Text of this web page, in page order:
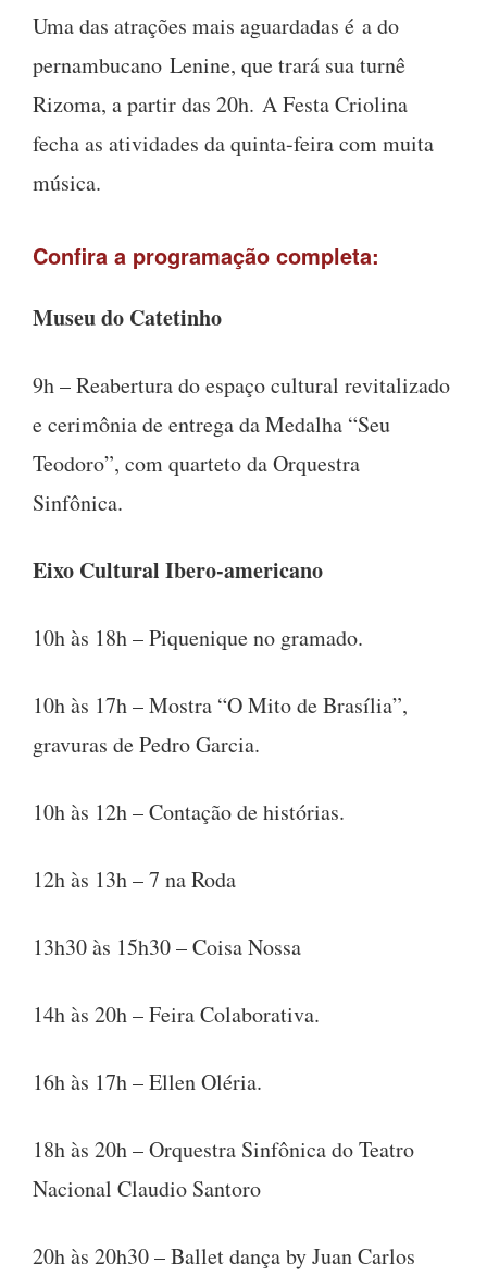
Uma das atrações mais aguardadas é a do
pernambucano Lenine, que trará sua turnê
Rizoma, a partir das 20h. A Festa Criolina
fecha as atividades da quinta-feira com muita
música.
Confira a programação completa:
Museu do Catetinho
9h – Reabertura do espaço cultural revitalizado
e cerimônia de entrega da Medalha “Seu
Teodoro”, com quarteto da Orquestra
Sinfônica.
Eixo Cultural Ibero-americano
10h às 18h – Piquenique no gramado.
10h às 17h – Mostra “O Mito de Brasília”,
gravuras de Pedro Garcia.
10h às 12h – Contação de histórias.
12h às 13h – 7 na Roda
13h30 às 15h30 – Coisa Nossa
14h às 20h – Feira Colaborativa.
16h às 17h – Ellen Oléria.
18h às 20h – Orquestra Sinfônica do Teatro
Nacional Claudio Santoro
20h às 20h30 – Ballet dança by Juan Carlos